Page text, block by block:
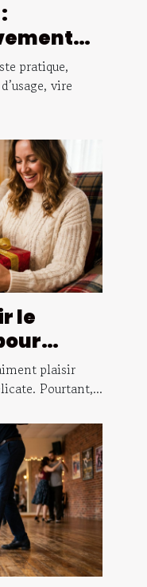
pratique,
vire
le
?
plaisir
Pourtant,...